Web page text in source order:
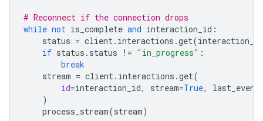
# Reconnect if the connection drops
while not is_complete and interaction_id :
status = client. interactions .get(interaction_id
if status . status != "in_progress" :
break
stream = client. interactions .get(
id=interaction_id, stream=True,
)
process_stream(stream)